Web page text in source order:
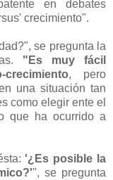
en debates
crecimiento".
se pregunta la
"Es muy fácil
, pero
una situación tan
como elegir ente el
que ha ocurrido a
'¿Es posible la
", se pregunta